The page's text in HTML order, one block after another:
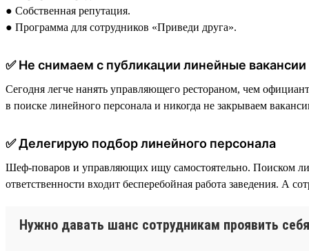
● Собственная репутация.
● Программа для сотрудников «Приведи друга».
✅ Не снимаем с публикации линейные вакансии
Сегодня легче нанять управляющего рестораном, чем
в поиске линейного персонала и никогда не закрываем
✅ Делегирую подбор линейного персонала
Шеф-поваров и управляющих ищу самостоятельно. Поиском
ответственности входит бесперебойная работа заведения. А
Нужно давать шанс сотрудникам проявить себя